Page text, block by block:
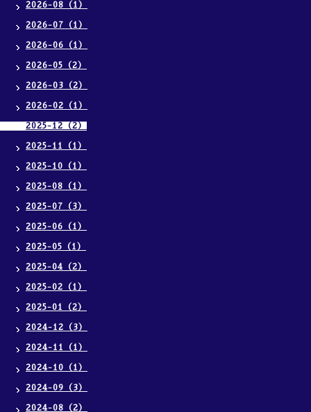
2026-08（1）
2026-07（1）
2026-06（1）
2026-05（2）
2026-03（2）
2026-02（1）
2025-12（2）
2025-11（1）
2025-10（1）
2025-08（1）
2025-07（3）
2025-06（1）
2025-05（1）
2025-04（2）
2025-02（1）
2025-01（2）
2024-12（3）
2024-11（1）
2024-10（1）
2024-09（3）
2024-08（2）